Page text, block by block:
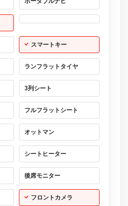
スマートキー
ランフラットタイヤ
3列シート
フルフラットシート
オットマン
シートヒーター
後席モニター
フロントカメラ